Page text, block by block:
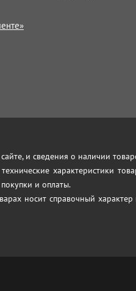
и сведения о наличии
характеристики
и оплаты.
носит справочный